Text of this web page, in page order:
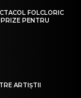
FOLCLORIC
PENTRU
ARTIȘTII